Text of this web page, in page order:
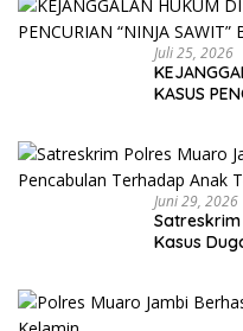
Juli 25, 2026
KASUS
Juni 29, 2026
Kasus